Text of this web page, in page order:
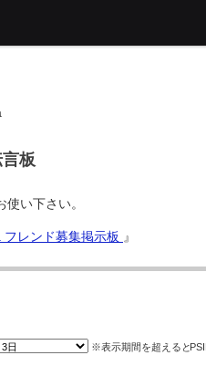
板
い下さい。
フレンド募集掲示板 』
※表示期間を超えると